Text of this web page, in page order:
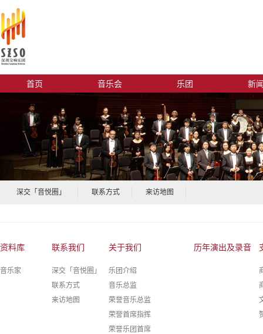
首页 音乐会 乐团 新
深交「音悦圈」 联系方式 来访地图
资料库
音乐家
联系我们
深交「音悦圈」
联系方式
来访地图
关于我们
乐团介绍
音乐总监
荣誉音乐总监
荣誉首席指挥
荣誉乐团首席
历年演出及录音